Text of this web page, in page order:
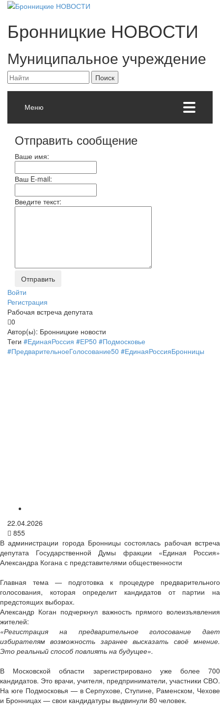
Бронницкие НОВОСТИ
Муниципальное учреждение
Меню
Отправить сообщение
Ваше имя:
Ваш E-mail:
Введите текст:
Войти
Регистрация
Рабочая встреча депутата
0
Автор(ы): Бронницкие новости
Теги #ЕдинаяРоссия #ЕР50 #Подмосковье
#ПредварительноеГолосование50 #ЕдинаяРоссияБронницы
22.04.2026
855
В администрации города Бронницы состоялась рабочая встреча
депутата Государственной Думы фракции «Единая Россия»
Александра Когана с представителями общественности
Главная тема — подготовка к процедуре предварительного
голосования, которая определит кандидатов от партии на
предстоящих выборах.
Александр Коган подчеркнул важность прямого волеизъявления
жителей:
«Регистрация на предварительное голосование дает
избирателям возможность заранее высказать своё мнение.
Это реальный способ повлиять на будущее».
В Московской области зарегистрировано уже более 700
кандидатов. Это врачи, учителя, предприниматели, участники СВО.
На юге Подмосковья — в Серпухове, Ступине, Раменском, Чехове
и Бронницах — свои кандидатуры выдвинули 80 человек.